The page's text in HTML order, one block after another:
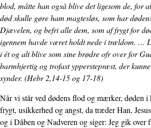
blod, måtte han også blive det ligesom de, for
død skulle gøre ham magtesløs, som har
Djævelen, og befri alle dem, som af frygt for
igennem havde været holdt nede i trældom. …
i ét og alt blive som sine brødre ofr over for
barmhjertig og trofast ypperstepræst, der
synder. (Hebr 2,14-15 og 17-18)
Når vi står ved dødens flod og mærker, døden i
frygt, usikkerhed og angst, da træder Han,
og i Dåben og Nadveren og siger: Jeg gik over